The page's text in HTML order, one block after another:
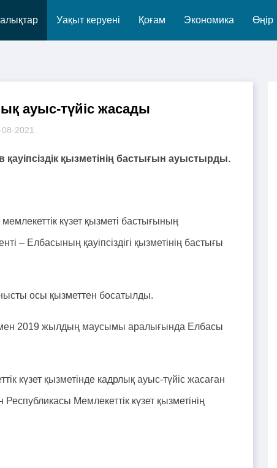
Уақыт керуені Қоғам Экономика Өңір
ауыс-түйіс жасады
08-2021
қызметінің бастығын ауыстырды.
күзет қызметі бастығының
– Елбасының қауіпсіздігі қызметінің бастығы
осы қызметтен босатылды.
2019 жылдың маусымы аралығында Елбасы
күзет қызметінде кадрлық ауыс-түйіс жасаған
Мемлекеттік күзет қызметінің